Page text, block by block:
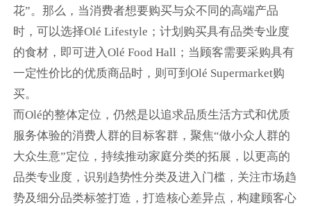
花”。那么，当消费者想要购买与众不同的高端产品
时，可以选择Olé Lifestyle；计划购买具有品类专业度
的食材，即可进入Olé Food Hall；当顾客需要采购具有
一定性价比的优质商品时，则可到Olé Supermarket购
买。
而Olé的整体定位，仍然是以追求品质生活方式和优质
服务体验的消费人群的目标客群，聚焦“做小众人群的
大众生意”定位，持续推动家庭分类的拓展，以更高的
品类专业度，识别趋势性分类及进入门槛，关注市场趋
势及细分品类标签打造，打造核心差异点，构建顾客心